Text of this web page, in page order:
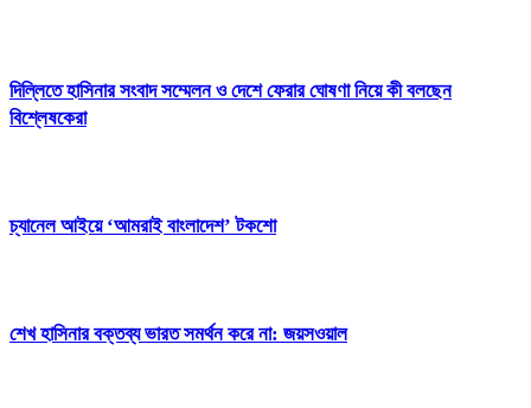
দিল্লিতে হাসিনার সংবাদ সম্মেলন ও দেশে ফেরার ঘোষণা নিয়ে কী বলছেন
বিশ্লেষকেরা
চ্যানেল আইয়ে ‘আমরাই বাংলাদেশ’ টকশো
শেখ হাসিনার বক্তব্য ভারত সমর্থন করে না: জয়সওয়াল